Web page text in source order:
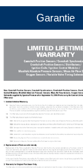
Garantie